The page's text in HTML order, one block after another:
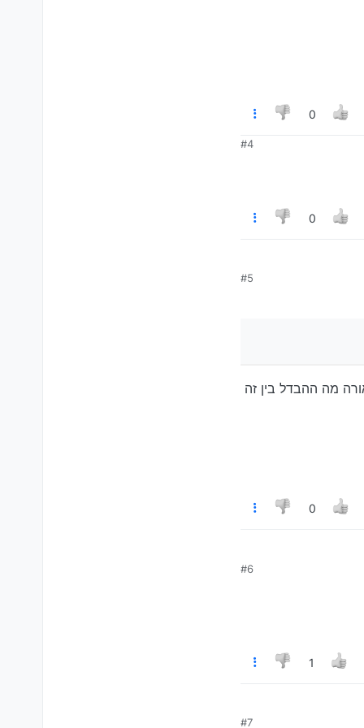
0
#4
0
#5
אני רואה שזה על ה32+2 אבל ה64+4 הוא 8 ליבות ולכאורה מה ההבדל בין זה
0
#6
1
#7